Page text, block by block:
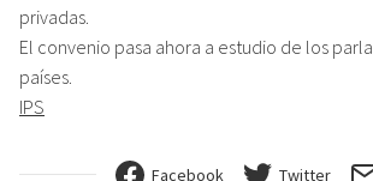
privadas.
El convenio pasa ahora a estudio de los
países.
IPS
Facebook Twitter